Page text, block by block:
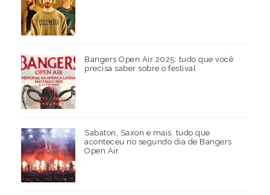
Bangers Open Air 2025: tudo que você
precisa saber sobre o festival
Sabaton, Saxon e mais: tudo que
aconteceu no segundo dia de Bangers
Open Air